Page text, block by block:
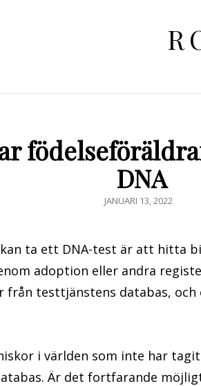
DNA
PUBLICERAT
JANUARI 13, 2022
ta ett DNA-test är att hitta
adoption eller andra
från testtjänstens databas, och
i världen som inte har
Är det fortfarande